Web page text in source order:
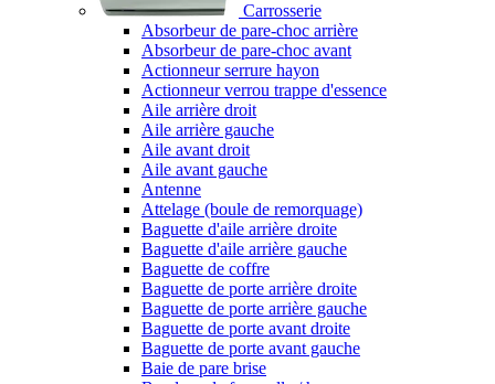
Carrosserie
Absorbeur de pare-choc arrière
Absorbeur de pare-choc avant
Actionneur serrure hayon
Actionneur verrou trappe d'essence
Aile arrière droit
Aile arrière gauche
Aile avant droit
Aile avant gauche
Antenne
Attelage (boule de remorquage)
Baguette d'aile arrière droite
Baguette d'aile arrière gauche
Baguette de coffre
Baguette de porte arrière droite
Baguette de porte arrière gauche
Baguette de porte avant droite
Baguette de porte avant gauche
Baie de pare brise